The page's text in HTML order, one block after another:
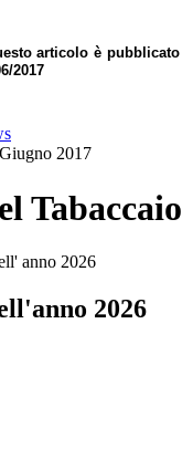
articolo è
2017
2017
Tabaccaio
2026